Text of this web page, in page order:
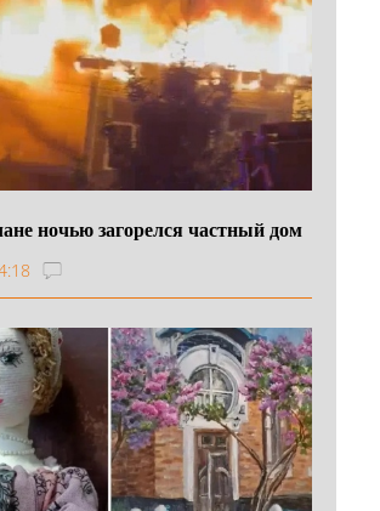
ночью загорелся частный дом